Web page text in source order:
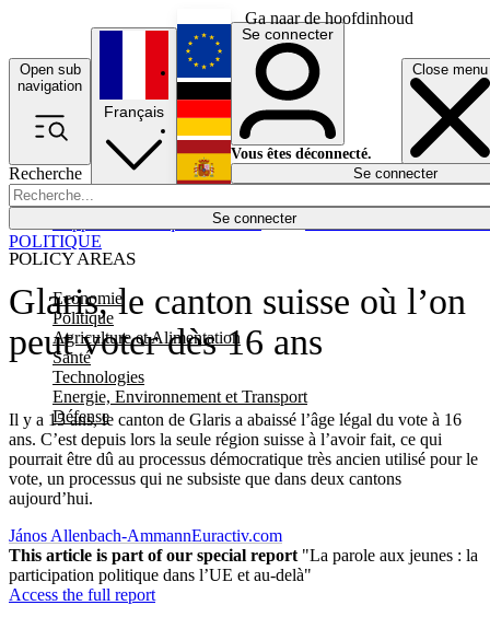
Ga naar de hoofdinhoud
Open sub
navigation
Close menu
Recherche
Se connecter
POLICY AREAS
Economie
Politique
Agriculture et Alimentation
Santé
Technologies
Energie, Environnement et Transport
Défense
Économie
Français
English
Deutsch
Español
Se connecter
Vous êtes déconnecté.
Se connecter
Glaris, le canton suisse où l’on
peut voter dès 16 ans
Il y a 15 ans, le canton de Glaris a abaissé l’âge légal du vote à 16
ans. C’est depuis lors la seule région suisse à l’avoir fait, ce qui
pourrait être dû au processus démocratique très ancien utilisé pour le
vote, un processus qui ne subsiste que dans deux cantons
aujourd’hui.
POLITIQUE
János Allenbach-AmmannEuractiv.com
This article is part of our special report "La parole aux jeunes : la
participation politique dans l’UE et au-delà"
Access the full report